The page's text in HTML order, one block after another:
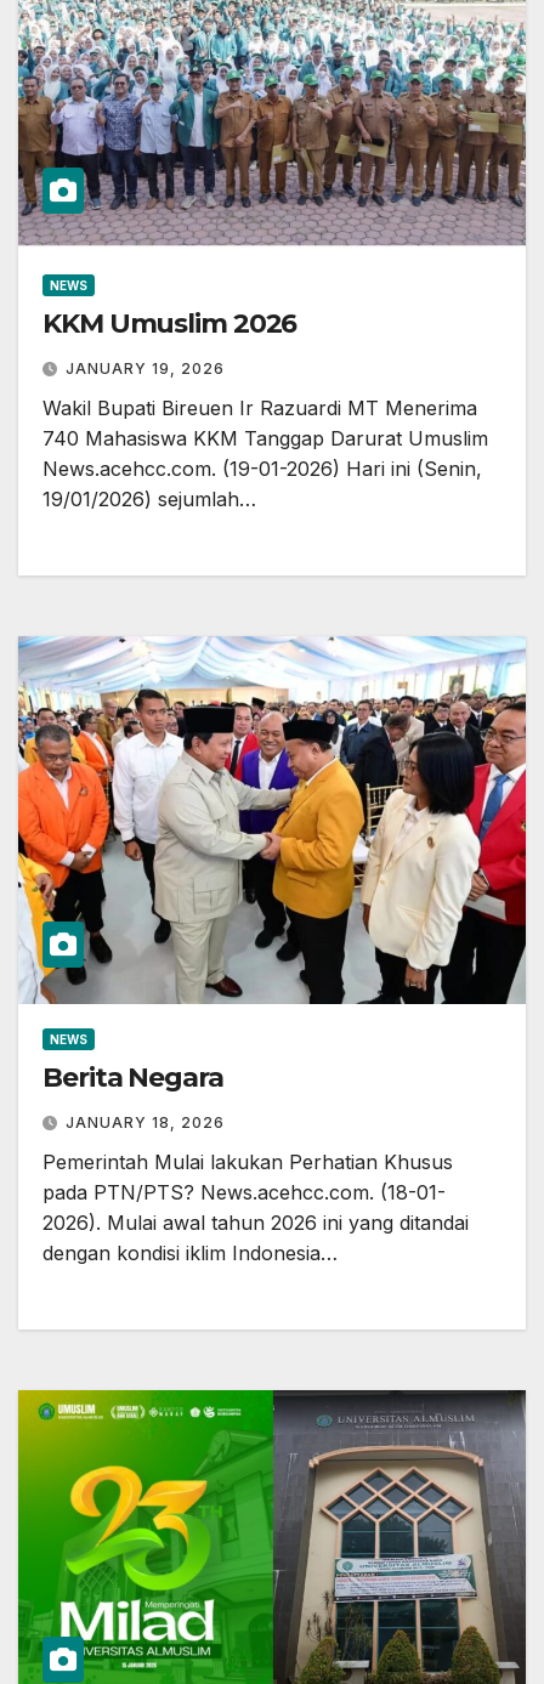
NEWS
KKM Umuslim 2026
JANUARY 19, 2026
Wakil Bupati Bireuen Ir Razuardi MT Menerima
740 Mahasiswa KKM Tanggap Darurat Umuslim
News.acehcc.com. (19-01-2026) Hari ini (Senin,
19/01/2026) sejumlah…
NEWS
Berita Negara
JANUARY 18, 2026
Pemerintah Mulai lakukan Perhatian Khusus
pada PTN/PTS? News.acehcc.com. (18-01-
2026). Mulai awal tahun 2026 ini yang ditandai
dengan kondisi iklim Indonesia…